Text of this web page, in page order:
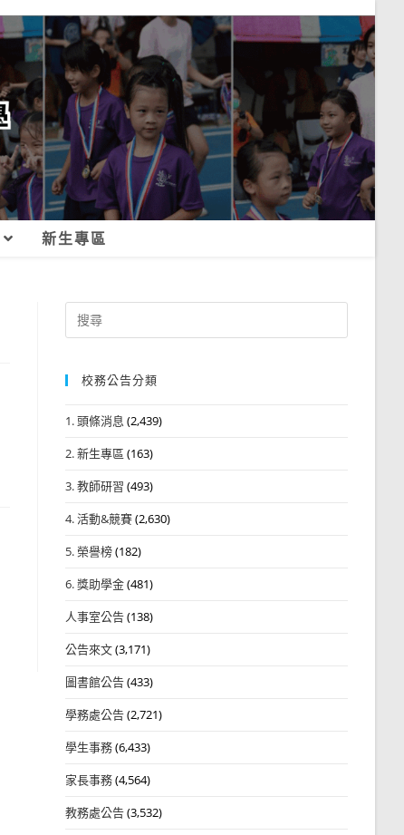
新生專區
Search
for:
校務公告分類
1. 頭條消息 (2,439)
2. 新生專區 (163)
3. 教師研習 (493)
4. 活動&競賽(2,630)
5. 榮譽榜(182)
6. 獎助學金(481)
人事室公告(138)
公告來文(3,171)
圖書館公告(433)
學務處公告(2,721)
學生事務(6,433)
家長事務(4,564)
教務處公告(3,532)